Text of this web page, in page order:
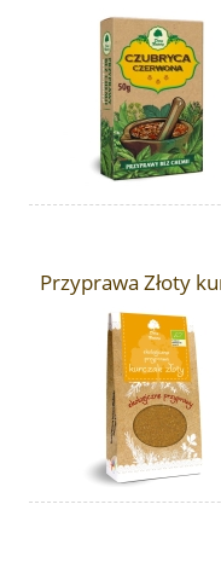
Przyprawa Złoty